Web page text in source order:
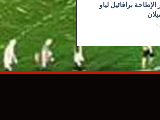
برافائيل لياو